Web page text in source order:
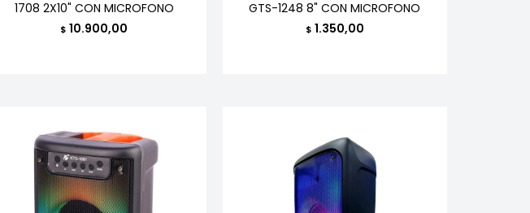
1708 2X10" CON MICROFONO
$ 10.900,00
GTS-1248 8" CON MICROFONO
$ 1.350,00